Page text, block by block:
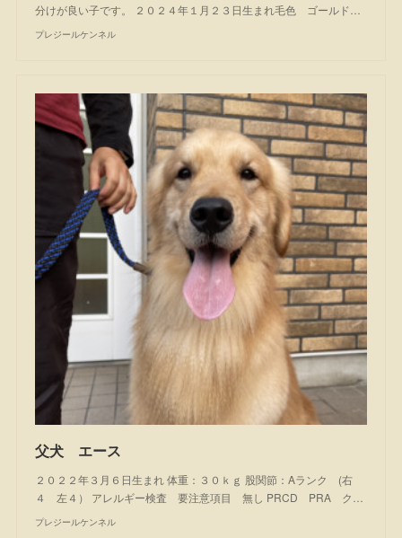
分けが良い子です。 ２０２４年１月２３日生まれ毛色 ゴールド…
プレジールケンネル
父犬 エース
２０２２年３月６日生まれ 体重：３０ｋｇ 股関節：Aランク (右
４ 左４） アレルギー検査 要注意項目 無し PRCD PRA ク…
プレジールケンネル